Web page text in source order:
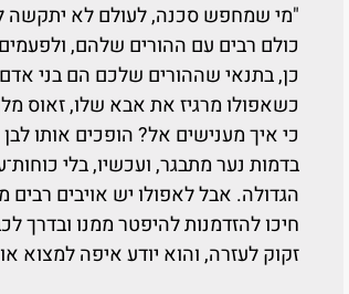
"מי שמחפש סכנה, לעולם לא יתקשה
כולם רבים עם ההורים שלהם,
כן, בתנאי שההורים שלכם הם בני
כשאפולו מרגיז את אבא שלו, זאוס
כי איך מענישים אל? הופכים אותו
בדמות נער מתבגר, ועכשיו, בלי
הגדולה. אבל לאפולו יש אויבים
חיכו להזדמנות להיפטר ממנו ובדרך
זקוק לעזרה, והוא יודע איפה למצוא